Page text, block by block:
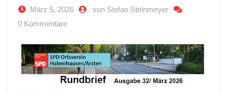
März 5, 2026
von Stefan Steinmeyer
0 Kommentare